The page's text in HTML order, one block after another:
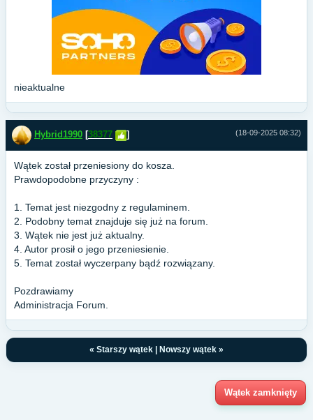
nieaktualne
(18-09-2025 08:32)
Hybrid1990 [38377 ]
Wątek został przeniesiony do kosza.
Prawdopodobne przyczyny :
1. Temat jest niezgodny z regulaminem.
2. Podobny temat znajduje się już na forum.
3. Wątek nie jest już aktualny.
4. Autor prosił o jego przeniesienie.
5. Temat został wyczerpany bądź rozwiązany.
Pozdrawiamy
Administracja Forum.
« Starszy wątek Nowszy wątek »
Wątek zamknięty